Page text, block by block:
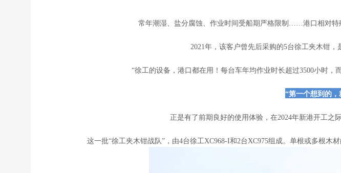
常年潮湿、盐分腐蚀、作业时间受船期严格限制……港口相对特
2021年，该客户曾先后采购的5台徐工夹木钳，
“徐工的设备，港口都在用！每台车年均作业时长超过3500小时，
“第一个想到的，
正是有了前期良好的使用体验，在2024年新港开工之
这一批“徐工夹木钳战队”，由4台徐工XC968-I和2台XC975组成。单根或多根木